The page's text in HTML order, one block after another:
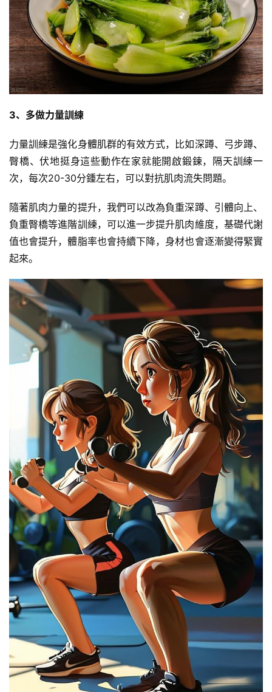
氧
運
動
訓
練
得
力
量
訓
增
肌
計
瑜
伽
身
3、多做力量訓練
力量訓練是強化身體肌群的有效方式，比如深蹲、 弓步蹲、
臀橋、伏地挺身這些動作在家就能開啟鍛鍊，隔天訓練一
次，每次20-30分鍾左右，可以對抗肌肉流失問題。
隨著肌肉力量的提升，我們可以改為負重深蹲、引體向上、
負重臀橋等進階訓練，可以進一步提升肌肉維度，基礎代謝
值也會提升，體脂率也會持續下降，身材也會逐漸變得緊實
起來。